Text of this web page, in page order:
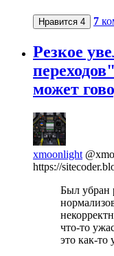
Нравится 4 7
Резкое
может
xmoonlight
https://
Был убран
что-то
это как-то